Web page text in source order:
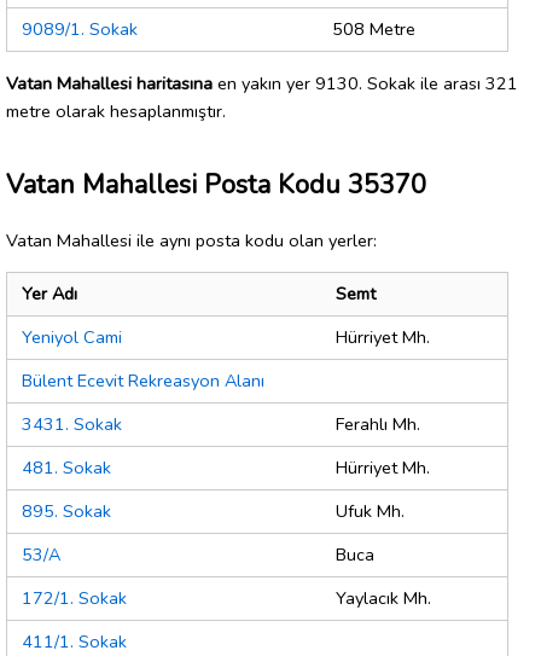
9089/1. Sokak
508 Metre
Vatan Mahallesi haritasına en yakın yer 9130. Sokak ile arası 321
metre olarak hesaplanmıştır.
Vatan Mahallesi Posta Kodu 35370
Vatan Mahallesi ile aynı posta kodu olan yerler:
Yer Adı
Semt
Yeniyol Cami
Hürriyet Mh.
Bülent Ecevit Rekreasyon Alanı
3431. Sokak
Ferahlı Mh.
481. Sokak
Hürriyet Mh.
895. Sokak
Ufuk Mh.
53/A
Buca
172/1. Sokak
Yaylacık Mh.
411/1. Sokak